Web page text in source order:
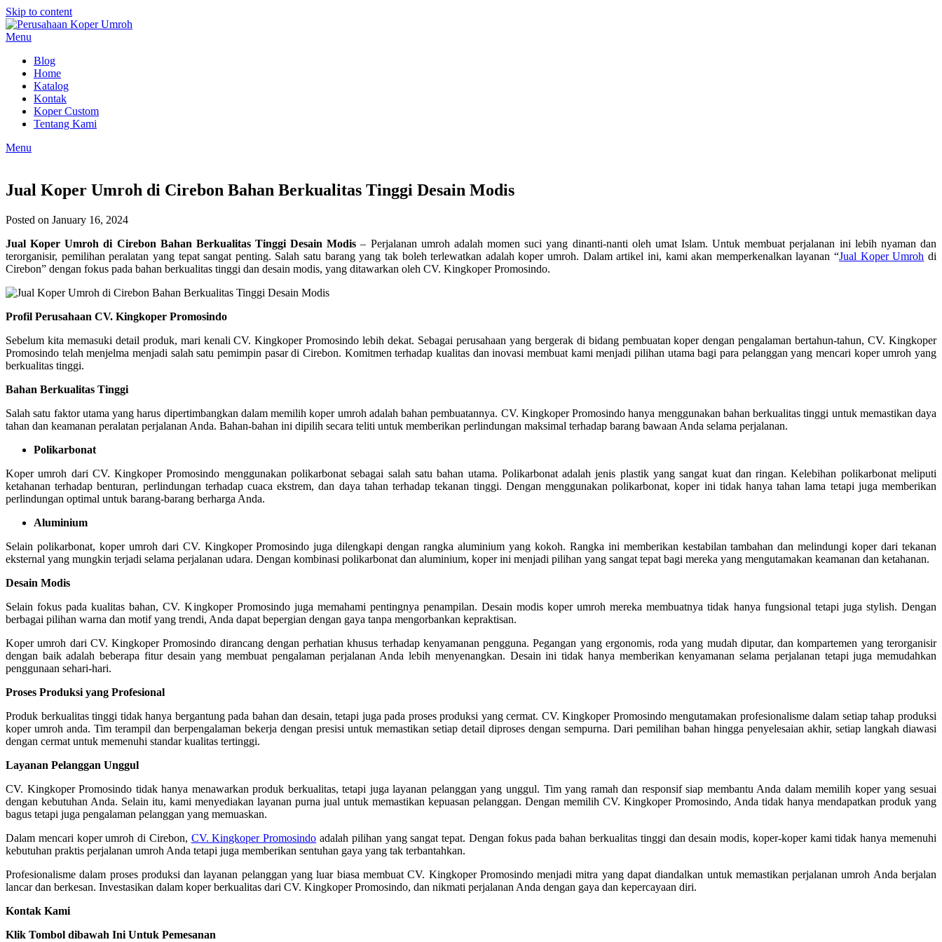
Skip to content
Menu
Blog
Home
Katalog
Kontak
Koper Custom
Tentang Kami
Menu
Jual Koper Umroh di Cirebon Bahan Berkualitas Tinggi Desain Modis
Posted on January 16, 2024
Jual Koper Umroh di Cirebon Bahan Berkualitas Tinggi Desain Modis – Perjalanan umroh adalah momen suci yang dinanti-nanti oleh umat Islam. Untuk membuat perjalanan ini lebih nyaman dan
terorganisir, pemilihan peralatan yang tepat sangat penting. Salah satu barang yang tak boleh terlewatkan adalah koper umroh. Dalam artikel ini, kami akan memperkenalkan layanan “Jual Koper Umroh di
Cirebon” dengan fokus pada bahan berkualitas tinggi dan desain modis, yang ditawarkan oleh CV. Kingkoper Promosindo.
Profil Perusahaan CV. Kingkoper Promosindo
Sebelum kita memasuki detail produk, mari kenali CV. Kingkoper Promosindo lebih dekat. Sebagai perusahaan yang bergerak di bidang pembuatan koper dengan pengalaman bertahun-tahun, CV. Kingkoper
Promosindo telah menjelma menjadi salah satu pemimpin pasar di Cirebon. Komitmen terhadap kualitas dan inovasi membuat kami menjadi pilihan utama bagi para pelanggan yang mencari koper umroh yang
berkualitas tinggi.
Bahan Berkualitas Tinggi
Salah satu faktor utama yang harus dipertimbangkan dalam memilih koper umroh adalah bahan pembuatannya. CV. Kingkoper Promosindo hanya menggunakan bahan berkualitas tinggi untuk memastikan daya
tahan dan keamanan peralatan perjalanan Anda. Bahan-bahan ini dipilih secara teliti untuk memberikan perlindungan maksimal terhadap barang bawaan Anda selama perjalanan.
Polikarbonat
Koper umroh dari CV. Kingkoper Promosindo menggunakan polikarbonat sebagai salah satu bahan utama. Polikarbonat adalah jenis plastik yang sangat kuat dan ringan. Kelebihan polikarbonat meliputi
ketahanan terhadap benturan, perlindungan terhadap cuaca ekstrem, dan daya tahan terhadap tekanan tinggi. Dengan menggunakan polikarbonat, koper ini tidak hanya tahan lama tetapi juga memberikan
perlindungan optimal untuk barang-barang berharga Anda.
Aluminium
Selain polikarbonat, koper umroh dari CV. Kingkoper Promosindo juga dilengkapi dengan rangka aluminium yang kokoh. Rangka ini memberikan kestabilan tambahan dan melindungi koper dari tekanan
eksternal yang mungkin terjadi selama perjalanan udara. Dengan kombinasi polikarbonat dan aluminium, koper ini menjadi pilihan yang sangat tepat bagi mereka yang mengutamakan keamanan dan ketahanan.
Desain Modis
Selain fokus pada kualitas bahan, CV. Kingkoper Promosindo juga memahami pentingnya penampilan. Desain modis koper umroh mereka membuatnya tidak hanya fungsional tetapi juga stylish. Dengan
berbagai pilihan warna dan motif yang trendi, Anda dapat bepergian dengan gaya tanpa mengorbankan kepraktisan.
Koper umroh dari CV. Kingkoper Promosindo dirancang dengan perhatian khusus terhadap kenyamanan pengguna. Pegangan yang ergonomis, roda yang mudah diputar, dan kompartemen yang terorganisir
dengan baik adalah beberapa fitur desain yang membuat pengalaman perjalanan Anda lebih menyenangkan. Desain ini tidak hanya memberikan kenyamanan selama perjalanan tetapi juga memudahkan
penggunaan sehari-hari.
Proses Produksi yang Profesional
Produk berkualitas tinggi tidak hanya bergantung pada bahan dan desain, tetapi juga pada proses produksi yang cermat. CV. Kingkoper Promosindo mengutamakan profesionalisme dalam setiap tahap produksi
koper umroh anda. Tim terampil dan berpengalaman bekerja dengan presisi untuk memastikan setiap detail diproses dengan sempurna. Dari pemilihan bahan hingga penyelesaian akhir, setiap langkah diawasi
dengan cermat untuk memenuhi standar kualitas tertinggi.
Layanan Pelanggan Unggul
CV. Kingkoper Promosindo tidak hanya menawarkan produk berkualitas, tetapi juga layanan pelanggan yang unggul. Tim yang ramah dan responsif siap membantu Anda dalam memilih koper yang sesuai
dengan kebutuhan Anda. Selain itu, kami menyediakan layanan purna jual untuk memastikan kepuasan pelanggan. Dengan memilih CV. Kingkoper Promosindo, Anda tidak hanya mendapatkan produk yang
bagus tetapi juga pengalaman pelanggan yang memuaskan.
Dalam mencari koper umroh di Cirebon, CV. Kingkoper Promosindo adalah pilihan yang sangat tepat. Dengan fokus pada bahan berkualitas tinggi dan desain modis, koper-koper kami tidak hanya memenuhi
kebutuhan praktis perjalanan umroh Anda tetapi juga memberikan sentuhan gaya yang tak terbantahkan.
Profesionalisme dalam proses produksi dan layanan pelanggan yang luar biasa membuat CV. Kingkoper Promosindo menjadi mitra yang dapat diandalkan untuk memastikan perjalanan umroh Anda berjalan
lancar dan berkesan. Investasikan dalam koper berkualitas dari CV. Kingkoper Promosindo, dan nikmati perjalanan Anda dengan gaya dan kepercayaan diri.
Kontak Kami
Klik Tombol dibawah Ini Untuk Pemesanan